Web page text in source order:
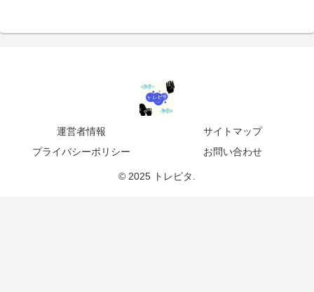
運営者情報
サイトマップ
プライバシーポリシー
お問い合わせ
© 2025 トレピタ.